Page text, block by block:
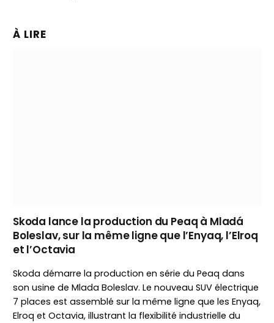
À LIRE
Skoda lance la production du Peaq à Mladá
Boleslav, sur la même ligne que l’Enyaq, l’Elroq
et l’Octavia
Skoda démarre la production en série du Peaq dans
son usine de Mlada Boleslav. Le nouveau SUV électrique
7 places est assemblé sur la même ligne que les Enyaq,
Elroq et Octavia, illustrant la flexibilité industrielle du